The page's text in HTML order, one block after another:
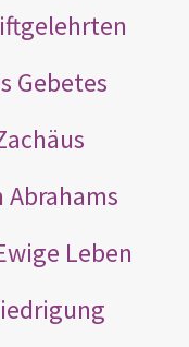
Gebetes
Abrahams
Leben